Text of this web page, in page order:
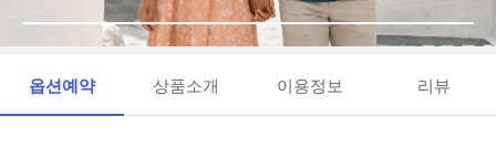
옵션예약 상품소개 이용정보 리뷰